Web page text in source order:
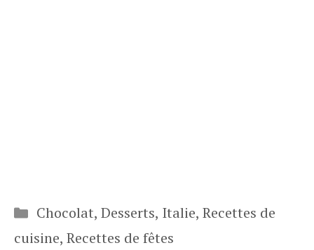
Catégories
Chocolat, Desserts, Italie, Recettes de
cuisine, Recettes de fêtes